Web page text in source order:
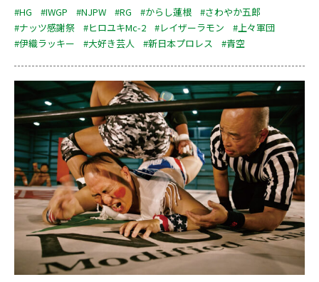
#HG
#IWGP #NJPW #RG #からし蓮根
#さわやか五郎
#ナッツ感謝祭
#ヒロユキMc-2 #レイザーラモン
#上々軍団
#伊織ラッキー
#大好き芸人 #新日本プロレス #青空